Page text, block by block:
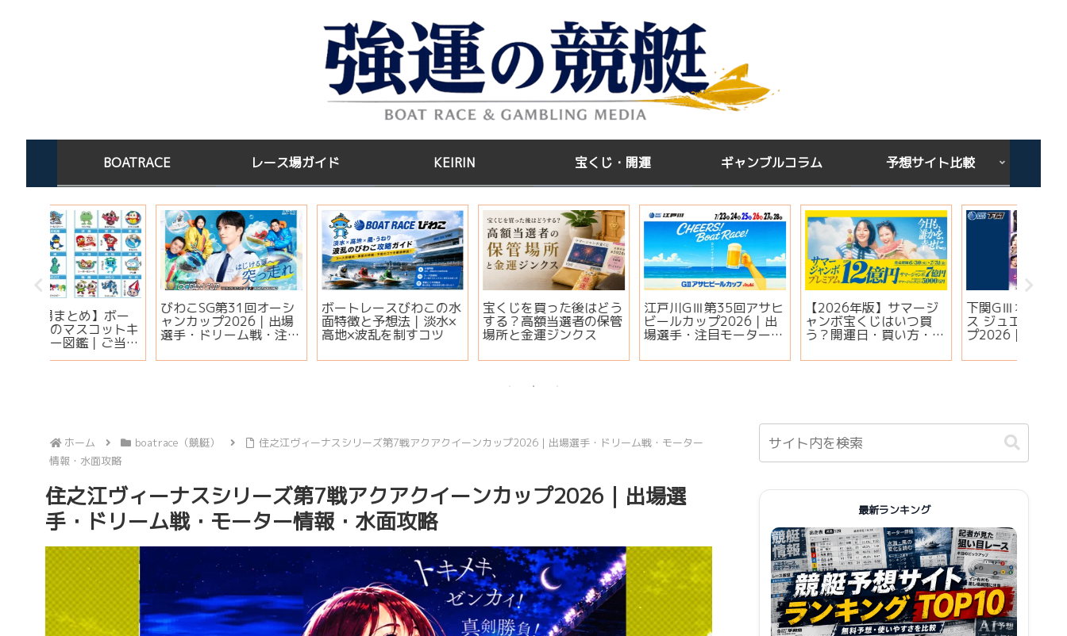
BOATRACE レース場ガイド KEIRIN 宝くじ・開運 ギャンブルコラム 予想サイト比較
ボートレースびわこの水
面特徴と予想法｜淡水×
高地×波乱を制すコツ
宝くじを買った後はどう
する？高額当選者の保管
場所と金運ジンクス
江戸川GⅢ第35回アサヒ
ビールカップ2026｜出
場選手・注目モーター・
【2026年版】サマージ
ャンボ宝くじはいつ買
う？開運日・買い方・連
説
下関GⅢオールレディー
ス ジュエルセブンカッ
プ2026｜出場選手・注
報まとめ
宝くじを買う時間は関係
ある？朝・昼・夜で当た
りやすい時間帯と金運ジ
ホーム boatrace（競艇）
住之江ヴィーナスシリーズ第7戦アクアクイーンカップ2026｜出場選手・ドリーム戦・モーター
情報・水面攻略
住之江ヴィーナスシリーズ第7戦アクアクイーンカップ2026｜出場選
手・ドリーム戦・モーター情報・水面攻略
最新ランキング